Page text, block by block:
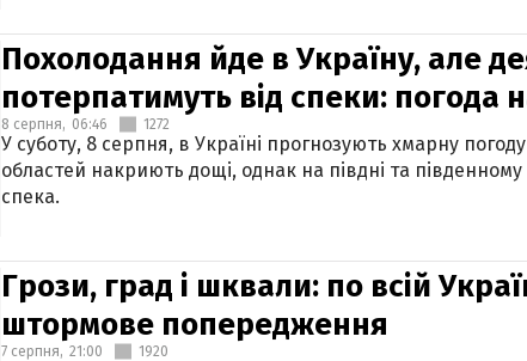
Похолодання йде в Україну, але
потерпатимуть від спеки: погода
8 серпня, 06:46 1272
У суботу, 8 серпня, в Україні прогнозують хмарну
областей накриють дощі, однак на півдні та південному
спека.
Грози, град і шквали: по всій
штормове попередження
7 серпня, 21:00 1920